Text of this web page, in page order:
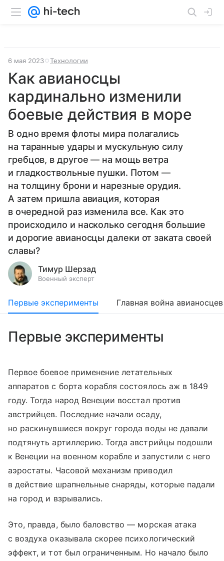
6 мая 2023 Технологии
Как авианосцы
кардинально изменили
боевые действия в море
В одно время флоты мира полагались
на таранные удары и мускульную силу
гребцов, в другое — на мощь ветра
и гладкоствольные пушки. Потом —
на толщину брони и нарезные орудия.
А затем пришла авиация, которая
в очередной раз изменила все. Как это
происходило и насколько сегодня большие
и дорогие авианосцы далеки от заката своей
славы?
Тимур Шерзад
Военный эксперт
Первые эксперименты Главная война авианосцев
Первые эксперименты
Первое боевое применение летательных
аппаратов с борта корабля состоялось аж в 1849
году. Тогда народ Венеции восстал против
австрийцев. Последние начали осаду,
но раскинувшиеся вокруг города воды не давали
подтянуть артиллерию. Тогда австрийцы подошли
к Венеции на военном корабле и запустили с него
аэростаты. Часовой механизм приводил
в действие шрапнельные снаряды, которые падали
на город и взрывались.
Это, правда, было баловство — морская атака
с воздуха оказывала скорее психологический
эффект, и тот был ограниченным. Но начало было